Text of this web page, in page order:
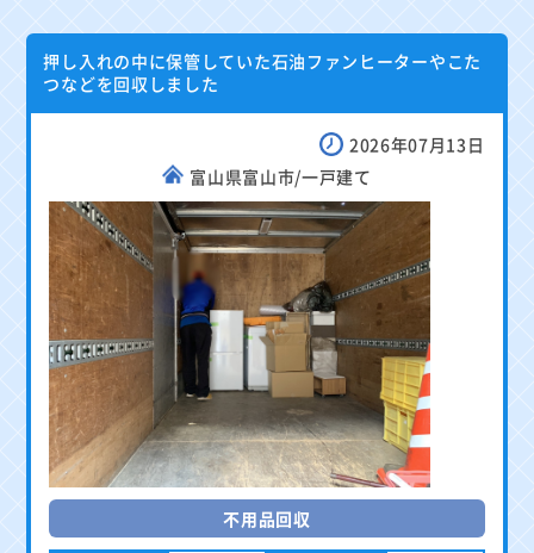
押し入れの中に保管していた石油ファンヒーターやこた
つなどを回収しました
2026年07月13日
富山県富山市/一戸建て
不用品回収